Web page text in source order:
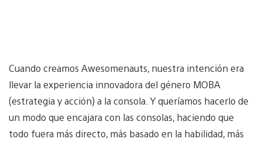
Cuando creamos Awesomenauts, nuestra intención era
llevar la experiencia innovadora del género MOBA
(estrategia y acción) a la consola. Y queríamos hacerlo de
un modo que encajara con las consolas, haciendo que
todo fuera más directo, más basado en la habilidad, más